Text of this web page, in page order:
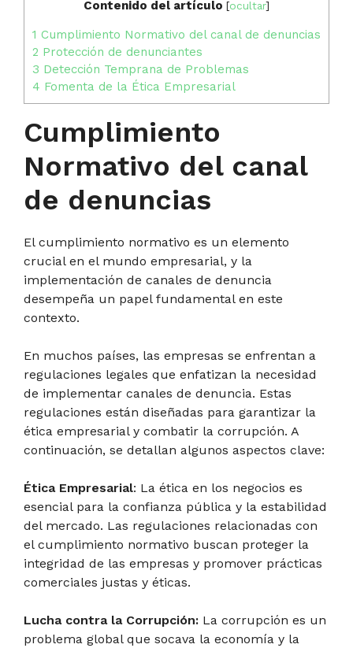
Contenido del artículo [ocultar]
1 Cumplimiento Normativo del canal de denuncias
2 Protección de denunciantes
3 Detección Temprana de Problemas
4 Fomenta de la Ética Empresarial
Cumplimiento
Normativo del canal
de denuncias
El cumplimiento normativo es un elemento
crucial en el mundo empresarial, y la
implementación de canales de denuncia
desempeña un papel fundamental en este
contexto.
En muchos países, las empresas se enfrentan a
regulaciones legales que enfatizan la necesidad
de implementar canales de denuncia. Estas
regulaciones están diseñadas para garantizar la
ética empresarial y combatir la corrupción. A
continuación, se detallan algunos aspectos clave:
Ética Empresarial: La ética en los negocios es
esencial para la confianza pública y la estabilidad
del mercado. Las regulaciones relacionadas con
el cumplimiento normativo buscan proteger la
integridad de las empresas y promover prácticas
comerciales justas y éticas.
Lucha contra la Corrupción: La corrupción es un
problema global que socava la economía y la